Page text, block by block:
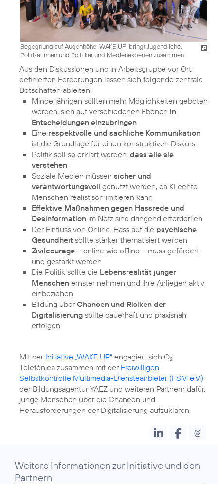
Begegnung auf Augenhöhe: WAKE UP! bringt Jugendliche,
Politikerinnen und Politiker und Medienexperten zusammen
Aus den Diskussionen und in Arbeitsgruppe vor Ort
definierten Forderungen lassen sich folgende zentrale
Minderjährigen sollten mehr Möglichkeiten geboten
werden, sich auf verschiedenen Ebenen in
Entscheidungen einzubringen
Eine respektvolle und sachliche Kommunikation
ist die Grundlage für einen konstruktiven Diskurs
Politik soll so erklärt werden, dass alle sie
verstehen
Soziale Medien müssen sicher und
verantwortungsvoll genutzt werden, da KI echte
Menschen realistisch imitieren kann
Effektive Maßnahmen gegen Hassrede und
Desinformation im Netz sind dringend erforderlich
Der Einfluss von Online-Hass auf die psychische
Gesundheit sollte stärker thematisiert werden
Zivilcourage – online wie offline – muss gefördert
und gestärkt werden
Die Politik sollte die Lebensrealität junger
Menschen ernster nehmen und ihre Anliegen aktiv
einbeziehen
Bildung überChancen und Risiken der
Digitalisierung sollte dauerhaft und praxisnah
erfolgen
Mit der Initiative „WAKE UP“ engagiert sich O2
Telefónica zusammen mit der Freiwilligen
Selbstkontrolle Multimedia-Diensteanbieter (FSM e.V.),
der Bildungsagentur YAEZ und weiteren Partnern dafür,
junge Menschen über die Chancen und
Herausforderungen der Digitalisierung aufzuklären.
Weitere Informationen zur Initiative und den
Partnern